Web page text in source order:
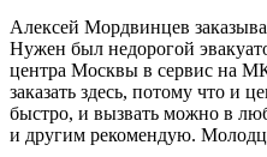
Алексей Мордвинцев
Нужен был недорогой
центра Москвы в сервис на
заказать здесь, потому что и
быстро, и вызвать можно в
и другим рекомендую.